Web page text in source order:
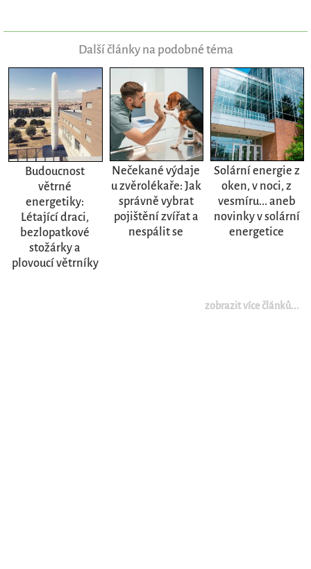
Další články na podobné téma
Budoucnost
větrné
energetiky:
Létající draci,
bezlopatkové
stožárky a
plovoucí větrníky
Nečekané výdaje
u zvěrolékaře: Jak
správně vybrat
pojištění zvířat a
nespálit se
Solární energie z
oken, v noci, z
vesmíru... aneb
novinky v solární
energetice
zobrazit více článků...